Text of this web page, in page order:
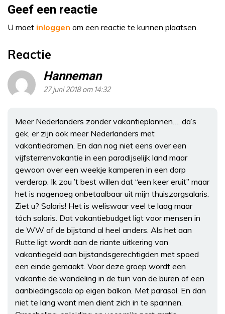
Geef een reactie
U moet inloggen om een reactie te kunnen plaatsen.
Reactie
Hanneman
27 juni 2018 om 14:32
Meer Nederlanders zonder vakantieplannen…. da’s
gek, er zijn ook meer Nederlanders met
vakantiedromen. En dan nog niet eens over een
vijfsterrenvakantie in een paradijselijk land maar
gewoon over een weekje kamperen in een dorp
verderop. Ik zou ’t best willen dat “een keer eruit” maar
het is nagenoeg onbetaalbaar uit mijn thuiszorgsalaris.
Ziet u? Salaris! Het is weliswaar veel te laag maar
tóch salaris. Dat vakantiebudget ligt voor mensen in
de WW of de bijstand al heel anders. Als het aan
Rutte ligt wordt aan de riante uitkering van
vakantiegeld aan bijstandsgerechtigden met spoed
een einde gemaakt. Voor deze groep wordt een
vakantie de wandeling in de tuin van de buren of een
aanbiedingscola op eigen balkon. Met parasol. En dan
niet te lang want men dient zich in te spannen.